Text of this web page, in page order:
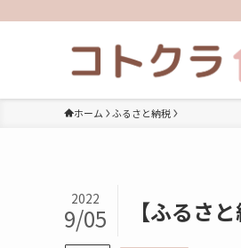
ホーム ふるさと納税
【ふるさ
2022
9/05